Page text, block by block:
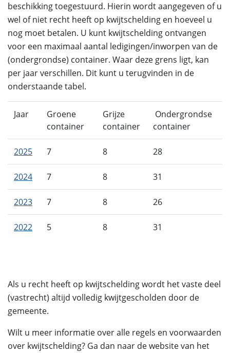
beschikking toegestuurd. Hierin wordt aangegeven of u
wel of niet recht heeft op kwijtschelding en hoeveel u
nog moet betalen. U kunt kwijtschelding ontvangen
voor een maximaal aantal ledigingen/inworpen van de
(ondergrondse) container. Waar deze grens ligt, kan
per jaar verschillen. Dit kunt u terugvinden in de
onderstaande tabel.
Jaar
Groene
container
Grijze
container
Ondergrondse
container
2025 7 8 28
2024 7 8 31
2023 7 8 26
2022 5 8 31
Als u recht heeft op kwijtschelding wordt het vaste deel
(vastrecht) altijd volledig kwijtgescholden door de
gemeente.
Wilt u meer informatie over alle regels en voorwaarden
over kwijtschelding? Ga dan naar de website van het